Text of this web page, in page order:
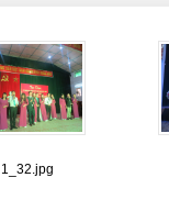
1_32.jpg